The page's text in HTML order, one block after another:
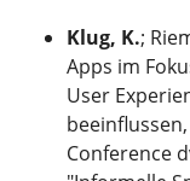
Klug, K.;
Apps im
User
Conference